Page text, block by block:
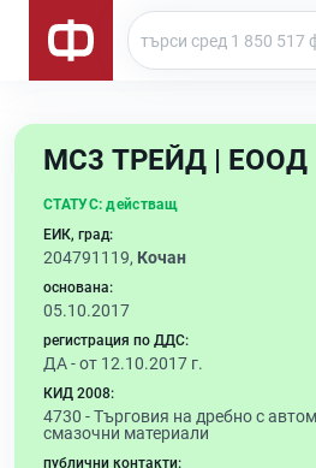
МС3 ТРЕЙД | ЕООД
СТАТУС: действащ
ЕИК, град:
204791119, Кочан
основана:
05.10.2017
регистрация по ДДС:
ДА - от 12.10.2017 г.
КИД 2008:
4730 -Търговия на дребно с
смазочни материали
публични контакти: